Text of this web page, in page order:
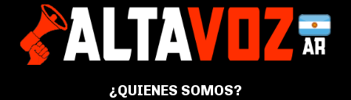
¿QUIENES SOMOS?